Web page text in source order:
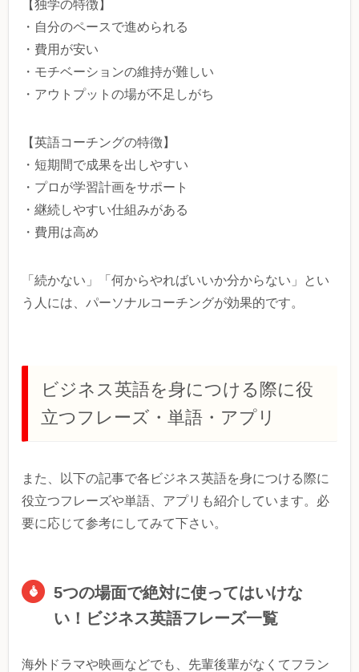
【独学の特徴】
・自分のペースで進められる
・費用が安い
・モチベーションの維持が難しい
・アウトプットの場が不足しがち
【英語コーチングの特徴】
・短期間で成果を出しやすい
・プロが学習計画をサポート
・継続しやすい仕組みがある
・費用は高め
「続かない」「何からやればいいか分からない」とい
う人には、パーソナルコーチングが効果的です。
ビジネス英語を身につける際に役
立つフレーズ・単語・アプリ
また、以下の記事で各ビジネス英語を身につける際に
役立つフレーズや単語、アプリも紹介しています。必
要に応じて参考にしてみて下さい。
5つの場面で絶対に使ってはいけな
い！ビジネス英語フレーズ一覧
海外ドラマや映画などでも、先輩後輩がなくてフラン